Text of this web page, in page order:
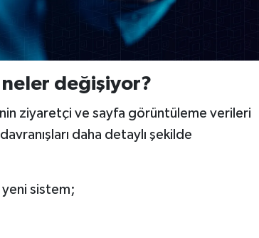
değişiyor?
ziyaretçi ve sayfa görüntüleme verileri
daha detaylı şekilde
yeni sistem;